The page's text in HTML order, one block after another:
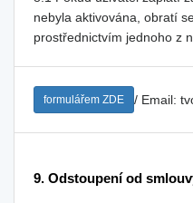
nebyla aktivována, obratí
prostřednictvím jednoho z
formulářem ZDE / Email:
9. Odstoupení od